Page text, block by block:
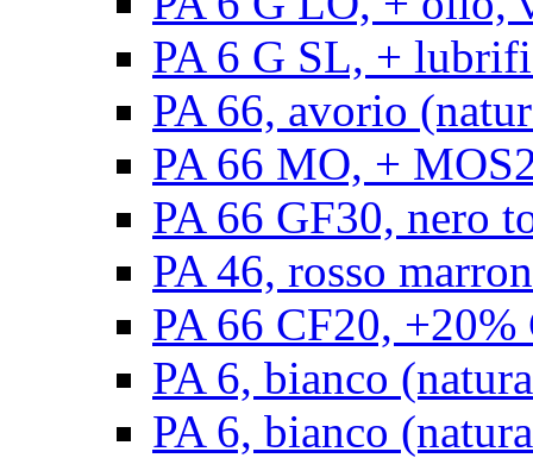
PA 6 G SL, +
PA 66, avorio
PA 66 MO, +
PA 66 GF30, nero
PA 46, rosso
PA 66 CF20,
PA 6, bianco
PA 6, bianco